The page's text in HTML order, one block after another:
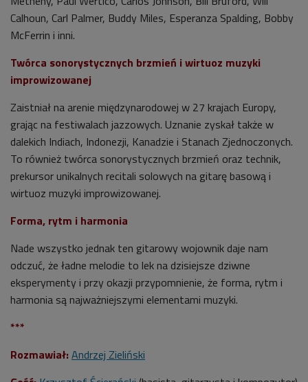
Calhoun, Carl Palmer, Buddy Miles, Esperanza Spalding, Bobby
McFerrin i inni.
Twórca sonorystycznych brzmień i wirtuoz muzyki
improwizowanej
Zaistniał na arenie międzynarodowej w 27 krajach Europy,
grając na festiwalach jazzowych. Uznanie zyskał także w
dalekich Indiach, Indonezji, Kanadzie i Stanach Zjednoczonych.
To również twórca sonorystycznych brzmień oraz technik,
prekursor unikalnych recitali solowych na gitarę basową i
wirtuoz muzyki improwizowanej.
Forma, rytm i harmonia
Nade wszystko jednak ten gitarowy wojownik daje nam
odczuć, że ładne melodie to lek na dzisiejsze dziwne
eksperymenty i przy okazji przypomnienie, że forma, rytm i
harmonia są najważniejszymi elementami muzyki.
***
Rozmawiał: Andrzej Zieliński